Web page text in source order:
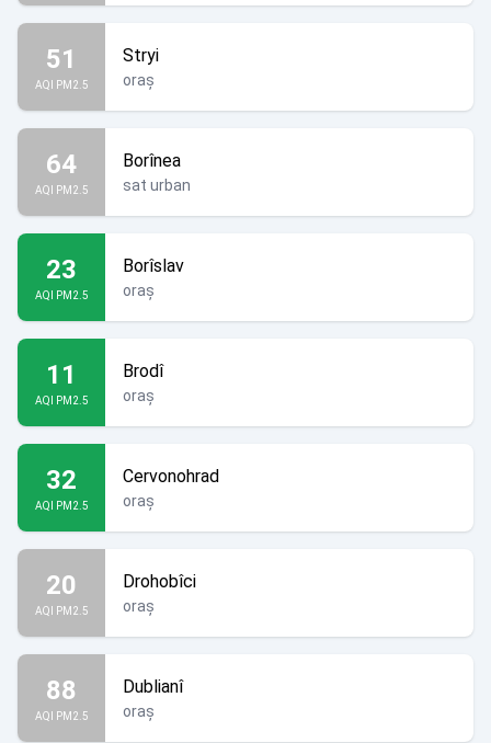
51
AQI PM2.5
Stryi
oraș
64
AQI PM2.5
Borînea
sat urban
23
AQI PM2.5
Borîslav
oraș
11
AQI PM2.5
Brodî
oraș
32
AQI PM2.5
Cervonohrad
oraș
20
AQI PM2.5
Drohobîci
oraș
88
AQI PM2.5
Dublianî
oraș